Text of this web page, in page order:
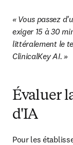
« Vous passez
exiger 15 à 30
littéralement le
ClinicalKey AI. »
Évaluer
d'IA
Pour les